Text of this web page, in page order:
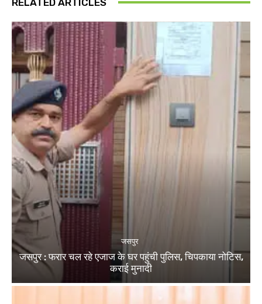
जसपुर
जसपुर : फरार चल रहे एजाज के घर पहुंची पुलिस, चिपकाया नोटिस,
कराई मुनादी